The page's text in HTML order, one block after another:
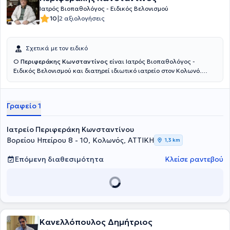
Ιατρός Βιοπαθολόγος - Ειδικός Βελονισμού
10|2 αξιολογήσεις
Σχετικά με τον ειδικό
Ο Περιφεράκης Κωνσταντίνος είναι Ιατρός Βιοπαθολόγος -
Ειδικός Βελονισμού και διατηρεί ιδιωτικό ιατρείο στον Κολωνό.
Medicina si Farmacie "Victor Babes" Timisoara και έχει ειδικευθεί
Νοσοκομείο Μεταξά. Παράλληλα, ο ιατρός έχει εκπαιδευθεί
Βελονισμό, στη Βοτανοθεραπεία, στην Ενεργειακή Θεραπεία Reiki
και στην Ιριδοσκόπηση, ενώ έχει μετεκπαιδευθεί στο Βελονισμό στο
Beijing University of Chinese Medicine, στη Κινεζική
Βοτανοθεραπευτική στο Διεθνές Μετεκπαιδευτικό Κέντρο
Βελονισμού. Μέχρι και σήμερα είναι Μέλος της Διδακτικής Ομάδας
Ιατρικής, καθώς και μέλος του Ιατρικού Συλλόγου Αθηνών, της
Ελληνικής Μικροβιολογικής Εταιρείας, της Ελληνικής Ιατρικής
Ιριδολογίας. Τέλος, έχει συμμετάσχει 8ο και 15ο Πανελλήνιο
Συνέδριο Βελονισμού και μιλάει αγγλικά, ρουμανικά και ιταλικά.
Γραφείο 1
Ιατρείο Περιφεράκη Κωνσταντίνου
Βορείου Ηπείρου 8 - 10, Κολωνός, ΑΤΤΙΚΗ
1,3 km
Επόμενη διαθεσιμότητα Κλείσε ραντεβού
Κανελλόπουλος Δημήτριος